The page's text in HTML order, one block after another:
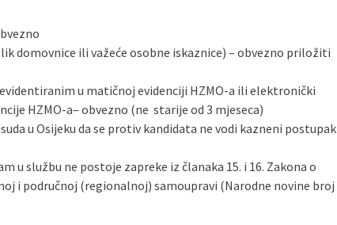
domovnice ili važeće osobne iskaznice) – obvezno priložiti
u matičnoj evidenciji HZMO-a ili elektronički
HZMO-a– obvezno (ne starije od 3 mjeseca)
u Osijeku da se protiv kandidata ne vodi kazneni postupak
u službu ne postoje zapreke iz članaka 15. i 16. Zakona o
i područnoj (regionalnoj) samoupravi (Narodne novine broj